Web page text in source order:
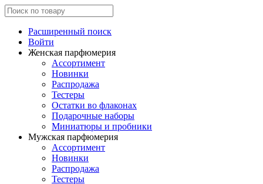
Расширенный поиск
Войти
Женская парфюмерия
Ассортимент
Новинки
Распродажа
Тестеры
Остатки во флаконах
Подарочные наборы
Миниатюры и пробники
Мужская парфюмерия
Ассортимент
Новинки
Распродажа
Тестеры